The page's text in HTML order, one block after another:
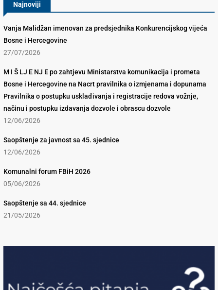
Najnoviji
Vanja Malidžan imenovan za predsjednika Konkurencijskog vijeća
Bosne i Hercegovine
27/07/2026
M I Š LJ E NJ E po zahtjevu Ministarstva komunikacija i prometa
Bosne i Hercegovine na Nacrt pravilnika o izmjenama i dopunama
Pravilnika o postupku usklađivanja i registracije redova vožnje,
načinu i postupku izdavanja dozvole i obrascu dozvole
12/06/2026
Saopštenje za javnost sa 45. sjednice
12/06/2026
Komunalni forum FBiH 2026
05/06/2026
Saopštenje sa 44. sjednice
21/05/2026